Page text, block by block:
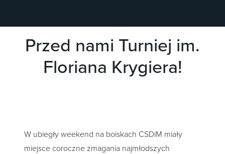
Przed nami Turniej im.
Floriana Krygiera!
W ubiegły weekend na boiskach CSDiM miały
miejsce coroczne zmagania najmłodszych